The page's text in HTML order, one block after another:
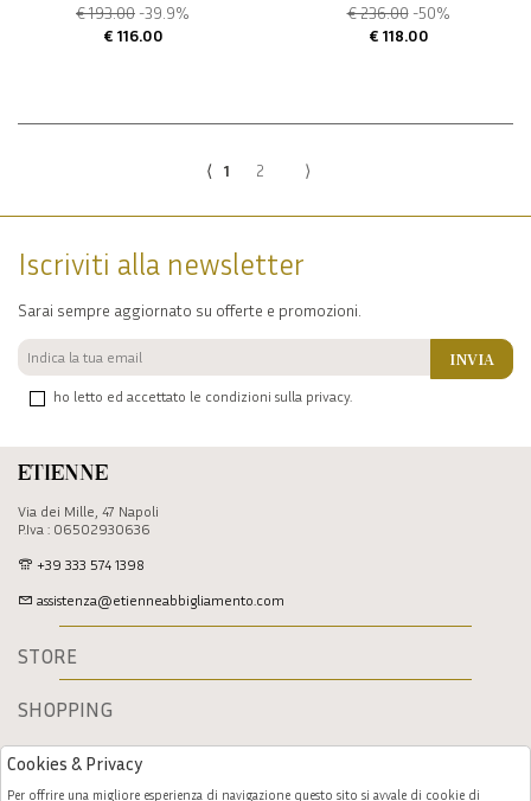
€ 193.00 -39.9%
€ 116.00
€ 236.00 -50%
€ 118.00
⟨ 1 2 ⟩
Etienne
Via dei Mille, 47 Napoli
P.Iva : 06502930636
+39 333 574 1398
assistenza@etienneabbigliamento.com
STORE
SHOPPING
Iscriviti alla newsletter
Sarai sempre aggiornato su offerte e promozioni.
ho letto ed accettato le condizioni sulla privacy.
INVIA
Cookies & Privacy
Per offrire una migliore esperienza di navigazione questo sito si avvale di cookie di